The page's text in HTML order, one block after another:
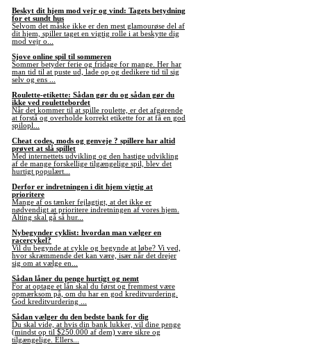
Beskyt dit hjem mod vejr og vind: Tagets betydning
for et sundt hus
Selvom det måske ikke er den mest glamourøse del af
dit hjem, spiller taget en vigtig rolle i at beskytte dig
mod vejr o...
Sjove online spil til sommeren
Sommer betyder ferie og fridage for mange. Her har
man tid til at puste ud, lade op og dedikere tid til sig
selv og ens ...
Roulette-etikette: Sådan gør du og sådan gør du
ikke ved roulettebordet
Når det kommer til at spille roulette, er det afgørende
at forstå og overholde korrekt etikette for at få en god
spilopl...
Cheat codes, mods og genveje ? spillere har altid
prøvet at slå spillet
Med internettets udvikling og den hastige udvikling
af de mange forskellige tilgængelige spil, blev det
hurtigt populært...
Derfor er indretningen i dit hjem vigtig at
prioritere
Mange af os tænker fejlagtigt, at det ikke er
nødvendigt at prioritere indretningen af vores hjem.
Alting skal gå så hur...
Nybegynder cyklist: hvordan man vælger en
racercykel?
Vil du begynde at cykle og begynde at løbe? Vi ved,
hvor skræmmende det kan være, især når det drejer
sig om at vælge en...
Sådan låner du penge hurtigt og nemt
For at optage et lån skal du først og fremmest være
opmærksom på, om du har en god kreditvurdering.
God kreditvurdering ...
Sådan vælger du den bedste bank for dig
Du skal vide, at hvis din bank lukker, vil dine penge
(mindst op til $250.000 af dem) være sikre og
tilgængelige. Ellers...